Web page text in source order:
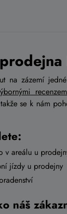
na zázemí
se k nám
v areálu u
jízdy u prodejny
náš